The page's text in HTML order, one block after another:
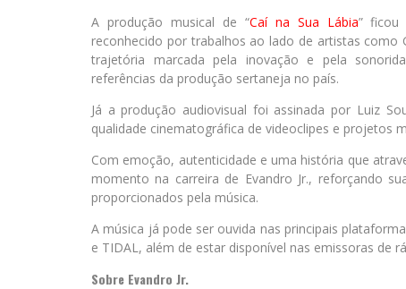
A produção musical de “Caí na Sua Lábia” ficou
reconhecido por trabalhos ao lado de artistas como
trajetória marcada pela inovação e pela
referências da produção sertaneja no país.
Já a produção audiovisual foi assinada por Luiz
qualidade cinematográfica de videoclipes e projetos
Com emoção, autenticidade e uma história que
momento na carreira de Evandro Jr., reforçando
proporcionados pela música.
A música já pode ser ouvida nas principais
e TIDAL, além de estar disponível nas emissoras de
Sobre Evandro Jr.